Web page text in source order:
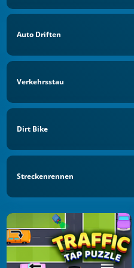
Auto Driften
Verkehrsstau
Dirt Bike
Streckenrennen